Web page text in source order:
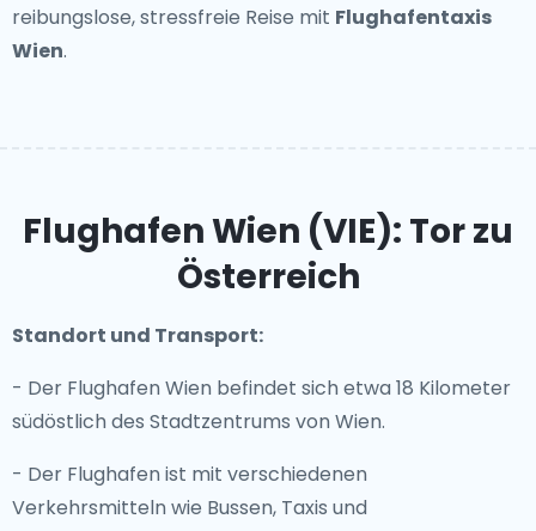
reibungslose, stressfreie Reise mit Flughafentaxis
Wien.
Flughafen Wien (VIE): Tor zu
Österreich
Standort und Transport:
- Der Flughafen Wien befindet sich etwa 18 Kilometer
südöstlich des Stadtzentrums von Wien.
- Der Flughafen ist mit verschiedenen
Verkehrsmitteln wie Bussen, Taxis und